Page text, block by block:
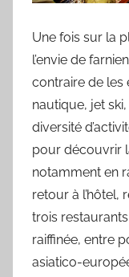
Une fois sur la
l’envie de
contraire de les
nautique, jet
diversité
pour découvrir
notamment en
retour à l’hôtel,
trois
raiffinée, entre
asiatico-